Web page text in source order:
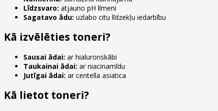
Līdzsvaro: atjauno pH līmeni
Sagatavo ādu: uzlabo citu līdzekļu iedarbību
Kā izvēlēties toneri?
Sausai ādai: ar hialuronskābi
Taukainai ādai: ar niacinamīdu
Jutīgai ādai: ar centella asiatica
Kā lietot toneri?